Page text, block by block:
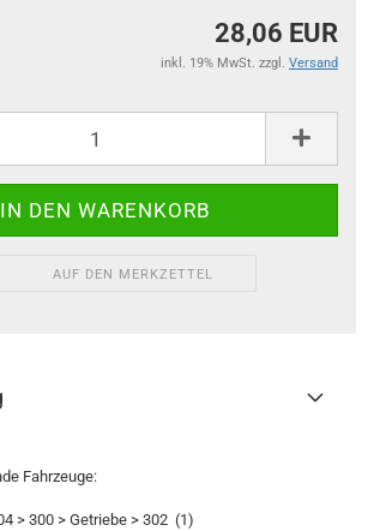
28,06 EUR
inkl. 19% MwSt. zzgl. Versand
AUF DEN MERKZETTEL
Fahrzeuge:
> 300 > Getriebe > 302 (1)